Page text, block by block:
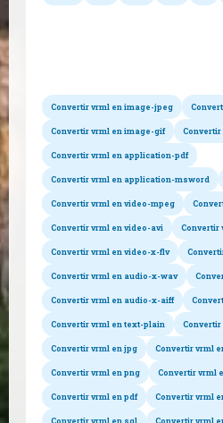
Convertir vrml en image-jpeg
Convertir vrml en image-gif
Convertir vrml en application-pdf
Convertir vrml en application-msword
Convertir vrml en video-mpeg
Convertir vrml en video-avi Convertir
Convertir vrml en video-x-flv
Convertir vrml en audio-x-wav
Convertir vrml en audio-x-aiff
Convertir vrml en text-plain Convertir
Convertir vrml en jpg Convertir vrml
Convertir vrml en png Convertir vrml
Convertir vrml en pdf Convertir vrml
Convertir vrml en sql Convertir vrml